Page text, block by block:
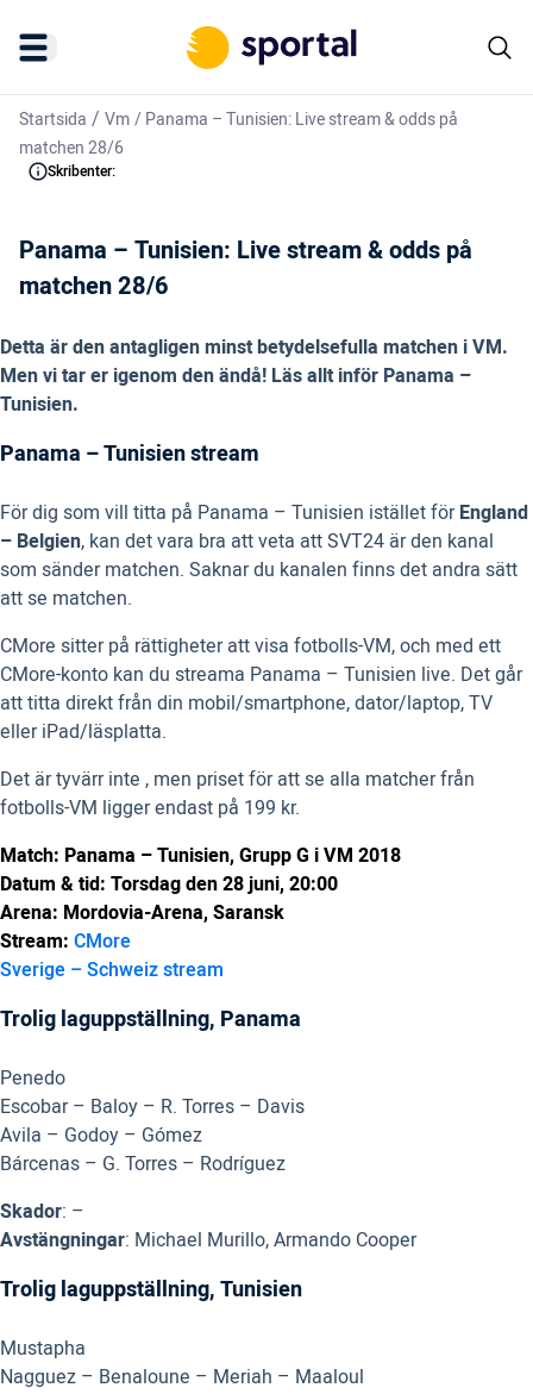
Startsida / Vm/Panama – Tunisien: Live stream & odds på
matchen 28/6
Skribenter:
Panama – Tunisien: Live stream & odds på
matchen 28/6
Detta är den antagligen minst betydelsefulla matchen i VM.
Men vi tar er igenom den ändå! Läs allt inför Panama –
Tunisien.
Panama – Tunisien stream
För dig som vill titta på Panama – Tunisien istället förEngland
– Belgien, kan det vara bra att veta att SVT24 är den kanal
som sänder matchen. Saknar du kanalen finns det andra sätt
att se matchen.
CMore sitter på rättigheter att visa fotbolls-VM, och med ett
CMore-konto kan du streama Panama – Tunisien live. Det går
att titta direkt från din mobil/smartphone, dator/laptop, TV
eller iPad/läsplatta.
Det är tyvärr inte , men priset för att se alla matcher från
fotbolls-VM ligger endast på 199 kr.
Match: Panama – Tunisien, Grupp G i VM 2018
Datum & tid: Torsdag den 28 juni, 20:00
Arena: Mordovia-Arena, Saransk
Stream: CMore
Sverige – Schweiz stream
Trolig laguppställning, Panama
Penedo
Escobar – Baloy – R. Torres – Davis
Avila – Godoy – Gómez
Bárcenas – G. Torres – Rodríguez
Skador: –
Avstängningar: Michael Murillo, Armando Cooper
Trolig laguppställning, Tunisien
Mustapha
Nagguez – Benaloune – Meriah – Maaloul